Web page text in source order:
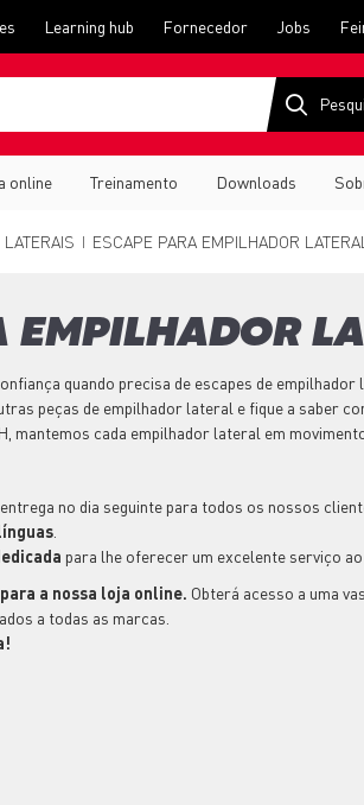
Learning hub Fornecedor Jobs
online Treinamento Downloads
ESCAPE PARA EMPILHADOR LATERAL
EMPILHADOR
quando precisa de escapes de empilhador
peças de empilhador lateral e fique a saber
mantemos cada empilhador lateral em
no dia seguinte para todos os nossos
para lhe oferecer um excelente serviço ao
a nossa loja online. Obterá acesso a uma
a todas as marcas.